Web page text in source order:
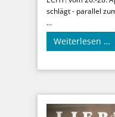
schlägt - parallel
...
Weiterlesen …